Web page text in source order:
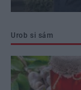
Urob si sám